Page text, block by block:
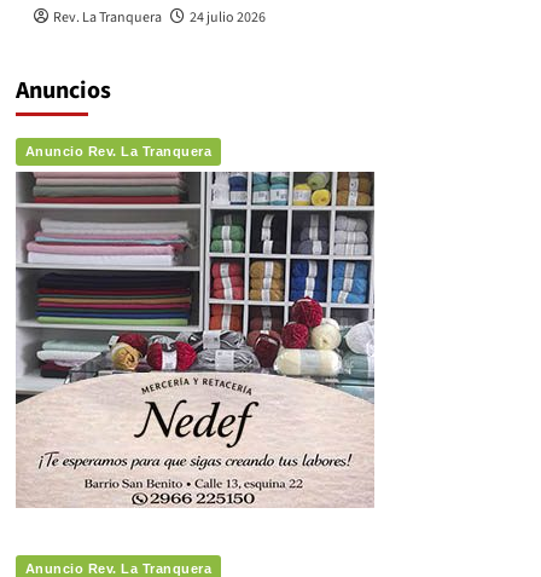
Rev. La Tranquera 24 julio 2026
Anuncios
Anuncio Rev. La Tranquera
Anuncio Rev. La Tranquera